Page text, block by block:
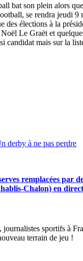
bat son plein alors
se rendra jeudi
des élections à la
Le Graët et
mais sur la
derby à ne pas perdre
remplacées par
Chalon) en
sportifs à
terrain de jeu !